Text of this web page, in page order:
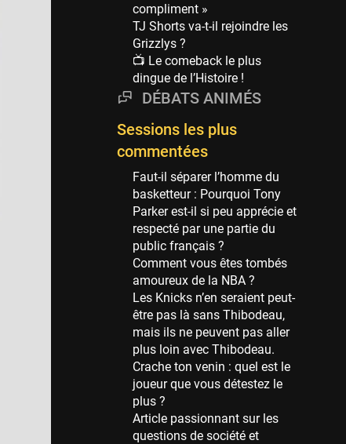
Phoenix Suns
69 sessions
Miami Heat
63 sessions
Los Angeles Clippers
61 sessions
Indiana Pacers
New Orleans Pelicans
53 sessions
Jeux Olympiques
52 sessions
Atlanta Hawks
45 sessions
Chicago Bulls
41 sessions
Memphis Grizzlies
39 sessions
Cleveland Cavaliers
38 sessions
compliment »
TJ Shorts va-t-il rejoindre les
Grizzlys ?
📺 Le comeback le plus
dingue de l’Histoire !
DÉBATS ANIMÉS
Sessions les plus
commentées
Faut-il séparer l’homme du
basketteur : Pourquoi Tony
Parker est-il si peu apprécie et
respecté par une partie du
public français ?
Comment vous êtes tombés
amoureux de la NBA ?
Les Knicks n’en seraient peut-
être pas là sans Thibodeau,
mais ils ne peuvent pas aller
plus loin avec Thibodeau.
Crache ton venin : quel est le
joueur que vous détestez le
plus ?
Article passionnant sur les
questions de société et